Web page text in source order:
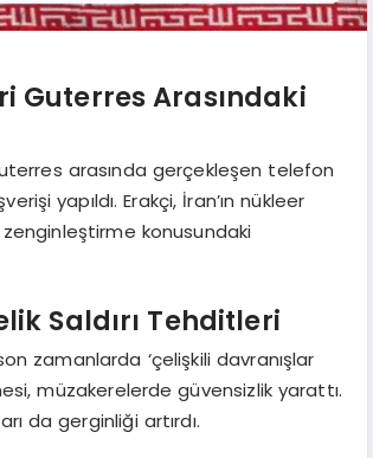
Guterres Arasındaki
arasında gerçekleşen telefon
yapıldı. Erakçi, İran’ın nükleer
zenginleştirme konusundaki
Saldırı Tehditleri
zamanlarda ‘çelişkili davranışlar
müzakerelerde güvensizlik yarattı.
da gerginliği artırdı.